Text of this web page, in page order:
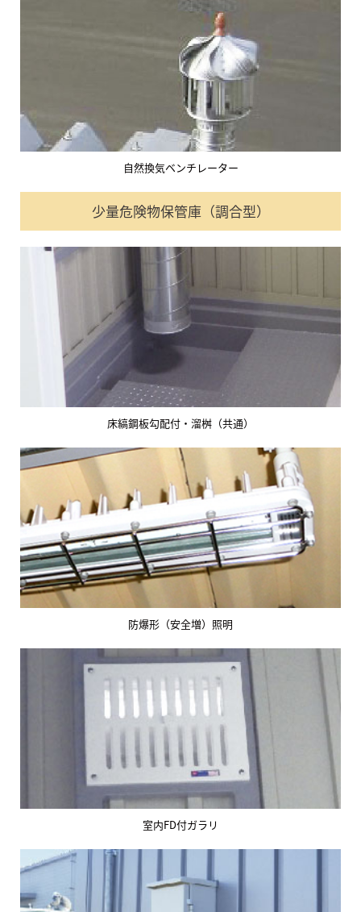
自然換気ベンチレーター
少量危険物保管庫（調合型）
床縞鋼板勾配付・溜桝（共通）
防爆形（安全増）照明
室内FD付ガラリ